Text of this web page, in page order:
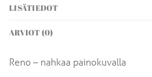
LISÄTIEDOT
ARVIOT (0)
Reno – nahkaa painokuvalla